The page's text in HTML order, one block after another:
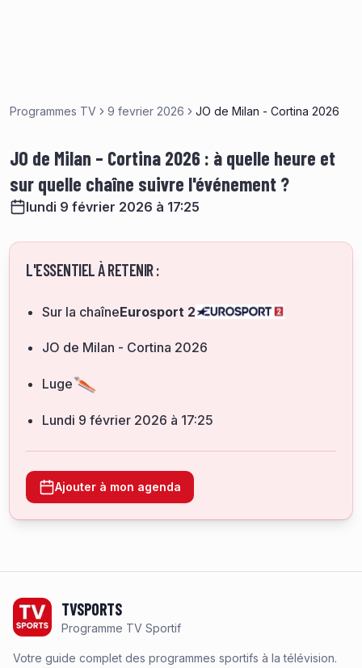
Programmes TV 9 fevrier 2026 JO de Milan - Cortina 2026
JO de Milan – Cortina 2026 : à quelle heure et
sur quelle chaîne suivre l'événement ?
lundi 9 février 2026 à 17:25
L'ESSENTIEL À RETENIR :
Sur la chaîneEurosport 2
JO de Milan - Cortina 2026
Luge
lundi 9 février 2026 à 17:25
Ajouter à mon agenda
TVSPORTS
Programme TV Sportif
Votre guide complet des programmes sportifs à la télévision.